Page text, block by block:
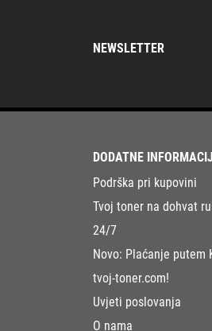
NEWSLETTER
DODATNE
Podrška pri kupovini
Tvoj toner na dohvat
24/7
Novo: Plaćanje putem
tvoj-toner.com!
Uvjeti poslovanja
O nama